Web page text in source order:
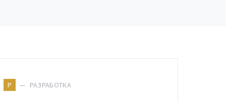
Р РАЗРАБОТКА